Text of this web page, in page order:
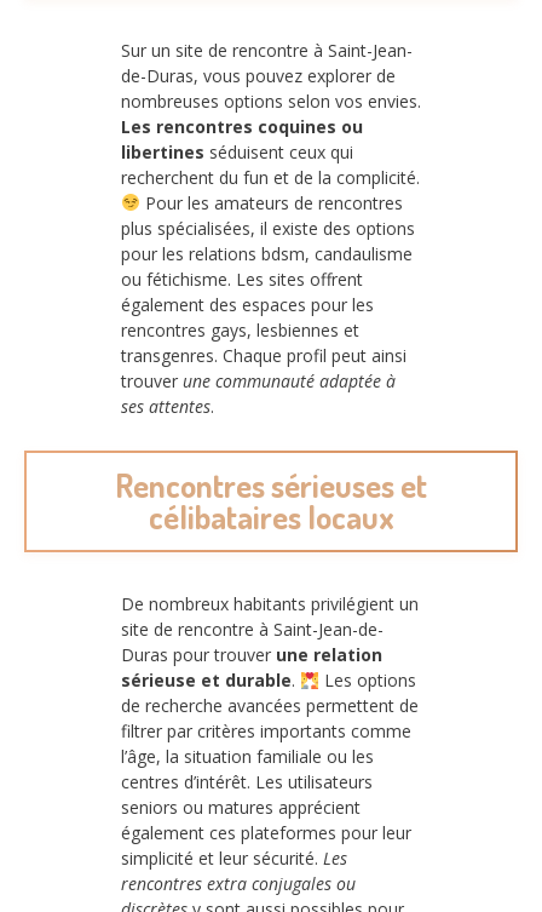
Sur un site de rencontre à Saint-Jean-
de-Duras, vous pouvez explorer de
nombreuses options selon vos envies.
Les rencontres coquines ou
libertines séduisent ceux qui
recherchent du fun et de la complicité.
Pour les amateurs de rencontres
plus spécialisées, il existe des options
pour les relations bdsm, candaulisme
ou fétichisme. Les sites offrent
également des espaces pour les
rencontres gays, lesbiennes et
transgenres. Chaque profil peut ainsi
trouver une communauté adaptée à
ses attentes.
Rencontres sérieuses et
célibataires locaux
De nombreux habitants privilégient un
site de rencontre à Saint-Jean-de-
Duras pour trouver une relation
sérieuse et durable.
Les options
de recherche avancées permettent de
filtrer par critères importants comme
l’âge, la situation familiale ou les
centres d’intérêt. Les utilisateurs
seniors ou matures apprécient
également ces plateformes pour leur
simplicité et leur sécurité. Les
rencontres extra conjugales ou